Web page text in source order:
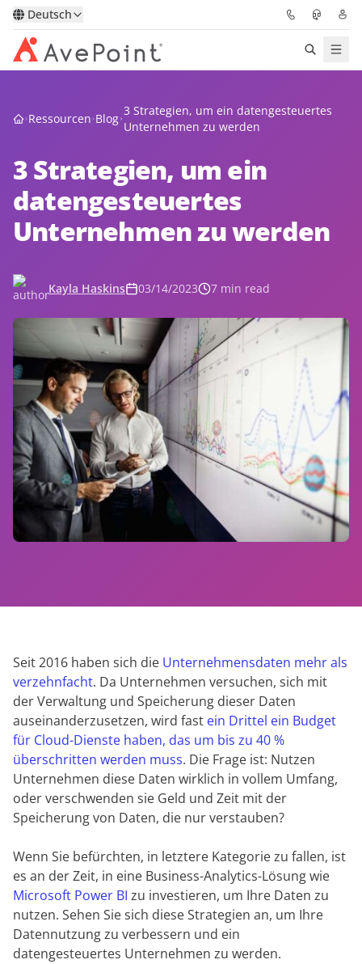
Deutsch
Pricing
Für Partner
Sprechen Sie mit unseren
Experten
Demo
anfordern
Ressourcen Blog
3 Strategien, um ein datengesteuertes
Unternehmen zu werden
3 Strategien, um ein
datengesteuertes
Unternehmen zu werden
Kayla Haskins 03/14/2023 7 min read
Seit 2016 haben sich die Unternehmensdaten mehr als
verzehnfacht. Da Unternehmen versuchen, sich mit
der Verwaltung und Speicherung dieser Daten
auseinanderzusetzen, wird fast ein Drittel ein Budget
für Cloud-Dienste haben, das um bis zu 40 %
überschritten werden muss. Die Frage ist: Nutzen
Unternehmen diese Daten wirklich in vollem Umfang,
oder verschwenden sie Geld und Zeit mit der
Speicherung von Daten, die nur verstauben?
Wenn Sie befürchten, in letztere Kategorie zu fallen, ist
es an der Zeit, in eine Business-Analytics-Lösung wie
Microsoft Power BI zu investieren, um Ihre Daten zu
nutzen. Sehen Sie sich diese Strategien an, um Ihre
Datennutzung zu verbessern und ein
datengesteuertes Unternehmen zu werden.